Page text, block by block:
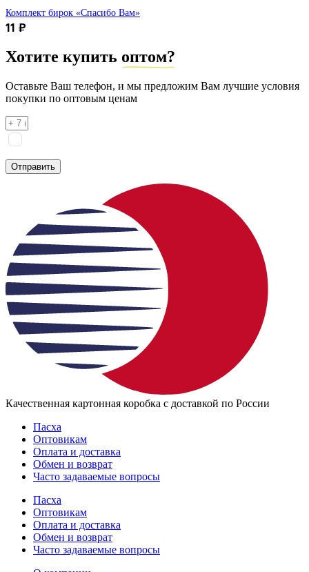
Комплект бирок «Спасибо Вам»
11 ₽
Хотите купить оптом?
Оставьте Ваш телефон, и мы предложим Вам лучшие условия
покупки по оптовым ценам
Отправить
Качественная картонная коробка с доставкой по России
Пасха
Оптовикам
Оплата и доставка
Обмен и возврат
Часто задаваемые вопросы
Пасха
Оптовикам
Оплата и доставка
Обмен и возврат
Часто задаваемые вопросы